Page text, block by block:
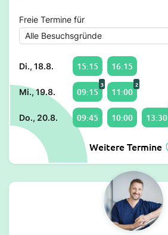
Freie Termine für
Di., 18.8. 15:15 16:15
Mi., 19.8. 09:15
3
11:00
2
Do., 20.8. 09:45 10:00 13:30
Weitere Termine